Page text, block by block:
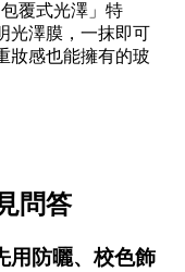
覆式光澤」特
光澤膜，一抹即可
妝感也能擁有的玻
問答
用防曬、校色飾